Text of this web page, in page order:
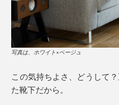
写真は、ホワイト×ベージュ
この気持ちよさ、どうして
た靴下だから。